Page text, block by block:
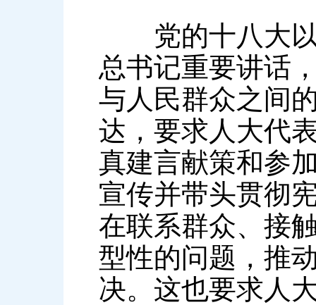
党的十八大以
总书记重要讲话
与人民群众之间
达，要求人大代
真建言献策和参
宣传并带头贯彻
在联系群众、接
型性的问题，推
决。这也要求人